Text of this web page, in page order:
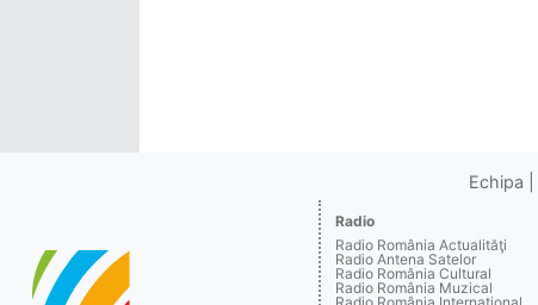
Echipa
Radio
Radio România Actualităţi
Radio Antena Satelor
Radio România Cultural
Radio România Muzical